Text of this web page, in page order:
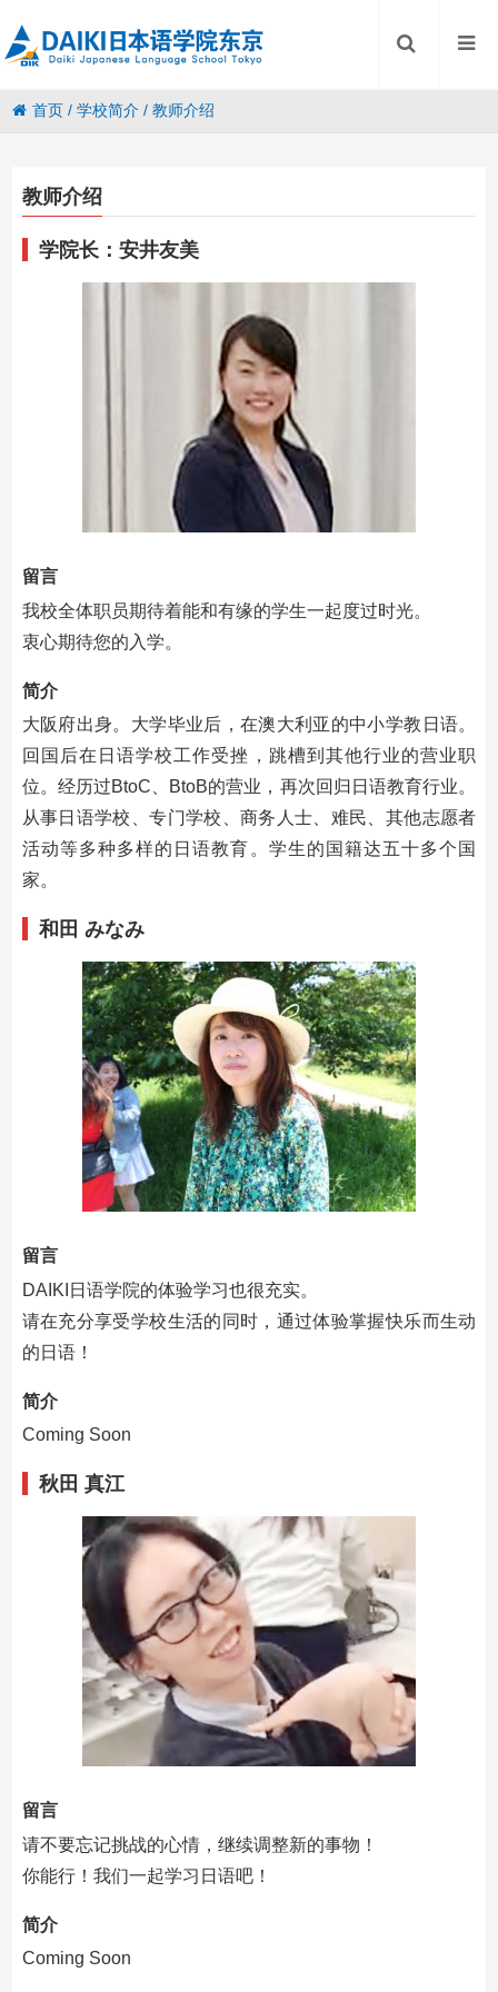
首页 /学校简介 /教师介绍
教师介绍
学院长：安井友美
留言
我校全体职员期待着能和有缘的学生一起度过时光。
衷心期待您的入学。
简介
大阪府出身。大学毕业后，在澳大利亚的中小学教日语。
回国后在日语学校工作受挫，跳槽到其他行业的营业职
位。经历过BtoC、BtoB的营业，再次回归日语教育行业。
从事日语学校、专门学校、商务人士、难民、其他志愿者
活动等多种多样的日语教育。学生的国籍达五十多个国
家。
和田 みなみ
留言
DAIKI日语学院的体验学习也很充实。
请在充分享受学校生活的同时，通过体验掌握快乐而生动
的日语！
简介
Coming Soon
秋田 真江
留言
请不要忘记挑战的心情，继续调整新的事物！
你能行！我们一起学习日语吧！
简介
Coming Soon